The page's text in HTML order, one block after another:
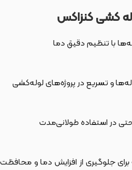
کشی کنزاکس
با تنظیم دقیق دما
و تسریع در پروژه‌های لوله‌کشی
در استفاده طولانی‌مدت
برای جلوگیری از افزایش دما و محافظت